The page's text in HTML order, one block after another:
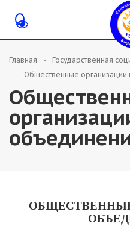
Главная
Государственная
Общественные организации